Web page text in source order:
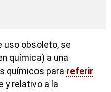
uso obsoleto, se
química) a una
químicos para referir
y relativo a la